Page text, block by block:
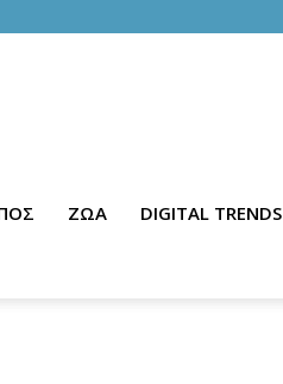
ΖΩΑ DIGITAL TRENDS